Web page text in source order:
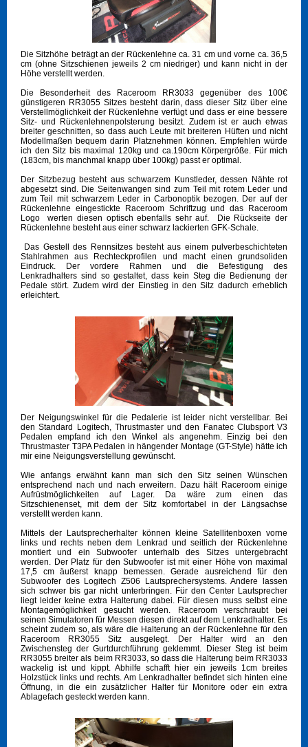
Die Sitzhöhe beträgt an der Rückenlehne ca. 31 cm und vorne ca. 36,5
cm (ohne Sitzschienen jeweils 2 cm niedriger) und kann nicht in der
Höhe verstellt werden.
Die Besonderheit des Raceroom RR3033 gegenüber des 100€
günstigeren RR3055 Sitzes besteht darin, dass dieser Sitz über eine
Verstellmöglichkeit der Rückenlehne verfügt und dass er eine bessere
Sitz- und Rückenlehnenpolsterung besitzt. Zudem ist er auch etwas
breiter geschnitten, so dass auch Leute mit breiteren Hüften und nicht
Modellmaßen bequem darin Platznehmen können. Empfehlen würde
ich den Sitz bis maximal 120kg und ca.190cm Körpergröße. Für mich
(183cm, bis manchmal knapp über 100kg) passt er optimal.
Der Sitzbezug besteht aus schwarzem Kunstleder, dessen Nähte rot
abgesetzt sind. Die Seitenwangen sind zum Teil mit rotem Leder und
zum Teil mit schwarzem Leder in Carbonoptik bezogen. Der auf der
Rückenlehne eingestickte Raceroom Schriftzug und das Raceroom
Logo werten diesen optisch ebenfalls sehr auf. Die Rückseite der
Rückenlehne besteht aus einer schwarz lackierten GFK-Schale.
Das Gestell des Rennsitzes besteht aus einem pulverbeschichteten
Stahlrahmen aus Rechteckprofilen und macht einen grundsoliden
Eindruck. Der vordere Rahmen und die Befestigung des
Lenkradhalters sind so gestaltet, dass kein Steg die Bedienung der
Pedale stört. Zudem wird der Einstieg in den Sitz dadurch erheblich
erleichtert.
Der Neigungswinkel für die Pedalerie ist leider nicht verstellbar. Bei
den Standard Logitech, Thrustmaster und den Fanatec Clubsport V3
Pedalen empfand ich den Winkel als angenehm. Einzig bei den
Thrustmaster T3PA Pedalen in hängender Montage (GT-Style) hätte ich
mir eine Neigungsverstellung gewünscht.
Wie anfangs erwähnt kann man sich den Sitz seinen Wünschen
entsprechend nach und nach erweitern. Dazu hält Raceroom einige
Aufrüstmöglichkeiten auf Lager. Da wäre zum einen das
Sitzschienenset, mit dem der Sitz komfortabel in der Längsachse
verstellt werden kann.
Mittels der Lautsprecherhalter können kleine Satellitenboxen vorne
links und rechts neben dem Lenkrad und seitlich der Rückenlehne
montiert und ein Subwoofer unterhalb des Sitzes untergebracht
werden. Der Platz für den Subwoofer ist mit einer Höhe von maximal
17,5 cm äußerst knapp bemessen. Gerade ausreichend für den
Subwoofer des Logitech Z506 Lautsprechersystems. Andere lassen
sich schwer bis gar nicht unterbringen. Für den Center Lautsprecher
liegt leider keine extra Halterung dabei. Für diesen muss selbst eine
Montagemöglichkeit gesucht werden. Raceroom verschraubt bei
seinen Simulatoren für Messen diesen direkt auf dem Lenkradhalter. Es
scheint zudem so, als wäre die Halterung an der Rückenlehne für den
Raceroom RR3055 Sitz ausgelegt. Der Halter wird an den
Zwischensteg der Gurtdurchführung geklemmt. Dieser Steg ist beim
RR3055 breiter als beim RR3033, so dass die Halterung beim RR3033
wackelig ist und kippt. Abhilfe schafft hier ein jeweils 1cm breites
Holzstück links und rechts. Am Lenkradhalter befindet sich hinten eine
Öffnung, in die ein zusätzlicher Halter für Monitore oder ein extra
Ablagefach gesteckt werden kann.